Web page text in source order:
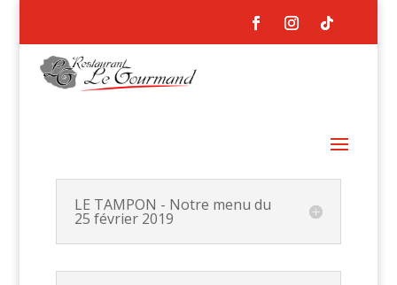
LE TAMPON - Notre menu du
25 février 2019